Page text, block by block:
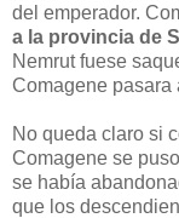
del emperador.
a la provincia de
Nemrut fuese
Comagene pasara
No queda claro si
Comagene se puso
se había
que los